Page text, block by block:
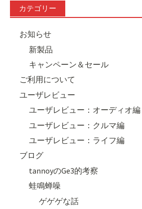
カテゴリー
お知らせ
新製品
キャンペーン＆セール
ご利用について
ユーザレビュー
ユーザレビュー：オーディオ編
ユーザレビュー：クルマ編
ユーザレビュー：ライフ編
ブログ
tannoyのGe3的考察
蛙鳴蝉噪
ゲゲゲな話